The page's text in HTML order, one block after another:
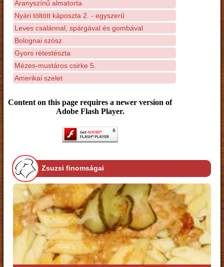
Aranyszínű almatorta
Nyári töltött káposzta 2. - egyszerű
Leves csalánnal, spárgával és gombával
Bolognai szósz
Gyors rétestészta
Mézes-mustáros csirke 5.
Amerikai szelet
Content on this page requires a newer version of
Adobe Flash Player.
Zsuzsi finomságai